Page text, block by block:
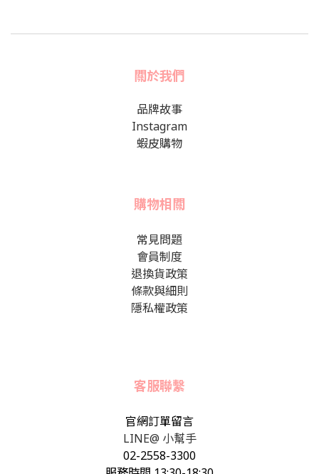
關於我們
品牌故事
Instagram
蝦皮購物
購物相關
常見問題
會員制度
退換貨政策
條款與細則
隱私權政策
客服聯繫
官網訂單留言
LINE@ 小幫手
02-2558-3300